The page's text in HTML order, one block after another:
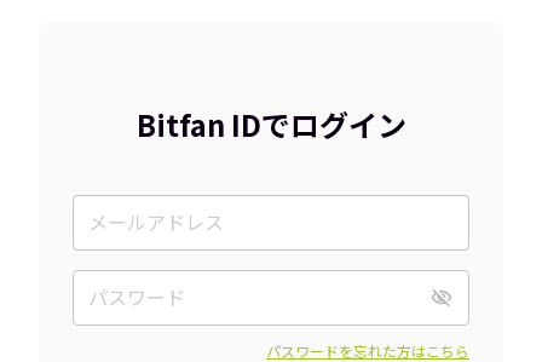
Bitfan IDでログイン
パスワードを忘れた方はこちら